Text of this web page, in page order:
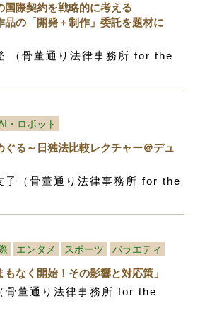
国際契約を戦略的に考える
の「開発＋制作」委託を題材に
（骨董通り法律事務所 for the
・ロボット
ぐる～日独法比較レクチャー＠デュ
（骨董通り法律事務所 for the
エンタメ スポーツ バラエティ
もなく開始！その影響と対応策」
董通り法律事務所 for the